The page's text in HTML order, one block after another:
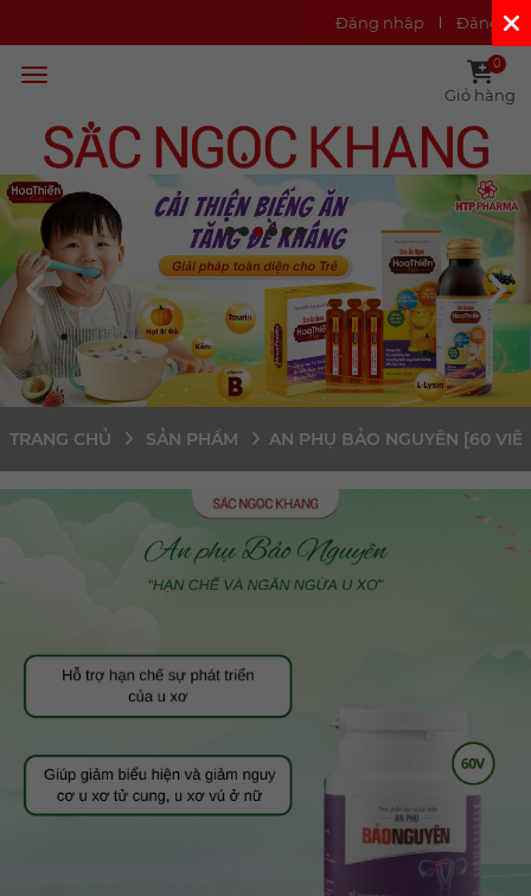
Đăng nhập Đăng ký
Giỏ hàng
0
TRANG CHỦ SẢN PHẨM AN PHỤ BẢO NGUYÊN [60